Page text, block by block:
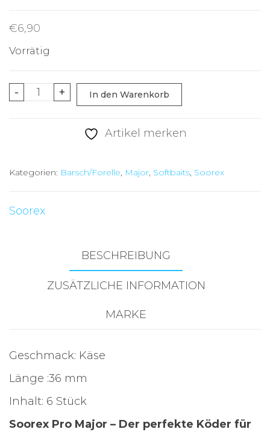
€6,90
Vorrätig
-
Soorex
GLOW
Menge
+ In den Warenkorb
Artikel merken
Kategorien: Barsch/Forelle, Major, Softbaits, Soorex
Soorex
BESCHREIBUNG
ZUSÄTZLICHE INFORMATION
MARKE
Geschmack: Käse
Länge :36 mm
Inhalt: 6 Stück
Soorex Pro Major – Der perfekte Köder für